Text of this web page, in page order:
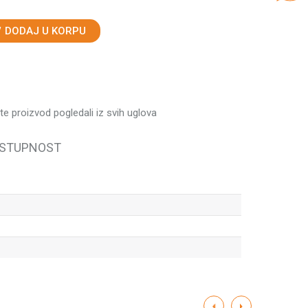
DODAJ U KORPU
proizvod pogledali iz svih uglova